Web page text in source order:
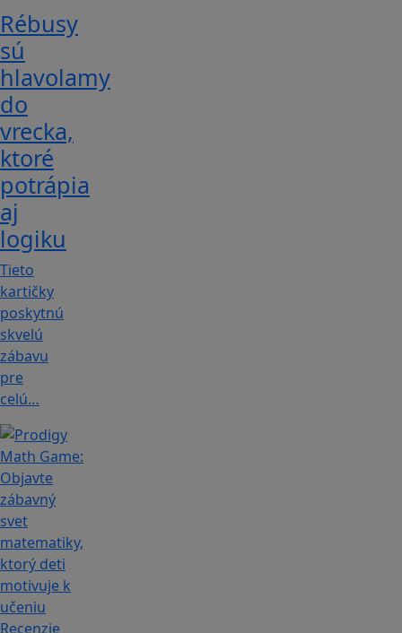
Rébusy
sú
hlavolamy
do
vrecka,
ktoré
potrápia
aj
logiku
Tieto
kartičky
poskytnú
skvelú
zábavu
pre
celú…
Recenzie